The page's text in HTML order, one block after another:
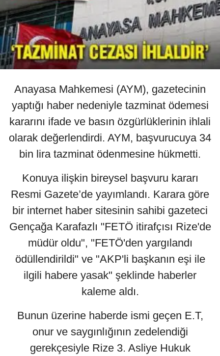
Anayasa Mahkemesi (AYM), gazetecinin
yaptığı haber nedeniyle tazminat ödemesi
kararını ifade ve basın özgürlüklerinin ihlali
olarak değerlendirdi. AYM, başvurucuya 34
bin lira tazminat ödenmesine hükmetti.
Konuya ilişkin bireysel başvuru kararı
Resmi Gazete’de yayımlandı. Karara göre
bir internet haber sitesinin sahibi gazeteci
Gençağa Karafazlı "FETÖ itirafçısı Rize'de
müdür oldu", "FETÖ'den yargılandı
ödüllendirildi" ve "AKP'li başkanın eşi ile
ilgili habere yasak" şeklinde haberler
kaleme aldı.
Bunun üzerine haberde ismi geçen E.T,
onur ve saygınlığının zedelendiği
gerekçesiyle Rize 3. Asliye Hukuk